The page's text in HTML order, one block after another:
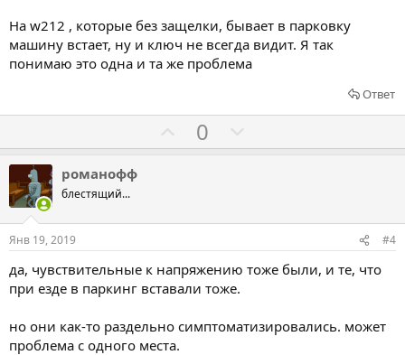
о
т
и
На w212 , которые без защелки, бывает в парковку
машину встает, ну и ключ не всегда видит. Я так
понимаю это одна и та же проблема
Ответ
о
с
в
а
т
ь
0
о
с
в
а
ь
романофф
блестящий...
Янв 19, 2019 #4
да, чувствительные к напряжению тоже были, и те, что
при езде в паркинг вставали тоже.
но они как-то раздельно симптоматизировались. может
проблема с одного места.